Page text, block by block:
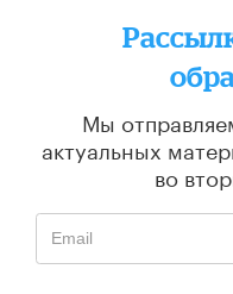
Мы
актуальных
во